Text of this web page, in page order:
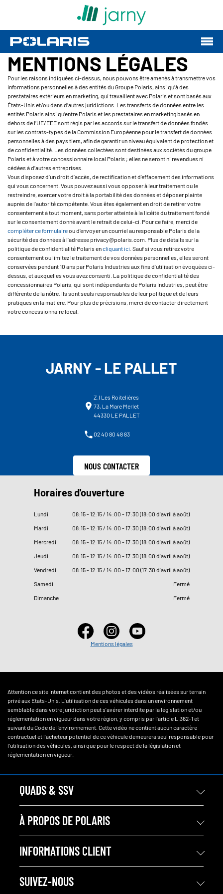
MENTIONS LÉGALES
Pour les raisons indiquées ci-dessus, nous pouvons être amenés à transmettre vos
informations personnelles à des entités du Groupe Polaris, ainsi qu’à des
prestataires extérieurs en marketing, qui travaillent avec Polaris et sont basés aux
États-Unis et/ou dans d’autres juridictions. Les transferts de données entre les
entités Polaris ainsi qu’entre Polaris et les prestataires en marketing basés en
dehors de l’UE/EEE sont régis par les accords sur le transfert de données fondés
sur les contrats-types de la Commission Européenne pour le transfert de données
personnelles à des pays tiers, afin de garantir un niveau équivalent de protection et
de confidentialité. Les données collectées sont destinées aux sociétés du groupe
Polaris et à votre concessionnaire local Polaris ; elles ne seront ni revendues ni
cédées à d’autres entreprises.
Vous disposez d’un droit d’accès, de rectification et d'effacement des informations
qui vous concernent. Vous pouvez aussi vous opposer à leur traitement ou le
restreindre, exercer votre droit à la portabilité des données et déposer plainte
auprès de l’autorité compétente. Vous êtes également en droit de retirer votre
consentement à tout moment, sans porter atteinte à la licéité du traitement fondé
sur le consentement donné avant le retrait de celui-ci. Pour ce faire, merci de
compléter ce formulaireou d’envoyer un courriel au responsable Polaris de la
sécurité des données à l’adresse privacy@polaris.com. Plus de détails sur la
politique de confidentialité Polaris encliquant ici . Sauf si vous retirez votre
consentement ou limitez le traitement de vos données personnelles, elles seront
conservées pendant 10 ans par Polaris Industries aux fins d’utilisation évoquées ci-
dessus, et auxquelles vous avez consenti. La politique de confidentialité des
concessionnaires Polaris, qui sont indépendants de Polaris Industries, peut être
différente de la nôtre. Ils sont seuls responsables de leur politique et de leurs
pratiques en la matière. Pour plus de précisions, merci de contacter directement
votre concessionnaire local.
JARNY - LE PALLET
Z.I Les Roitelières
73, La Mare Merlet
44330 LE PALLET
02 40 80 48 83
NOUS CONTACTER
Horaires d'ouverture
Lundi 08:15 - 12:15 / 14:00 - 17:30 (18:00 d'avril à août)
Mardi
08:15 - 12:15 / 14:00 - 17:30 (18:00 d'avril à août)
Mercredi
08:15 - 12:15 / 14:00 - 17:30 (18:00 d'avril à août)
Jeudi
08:15 - 12:15 / 14:00 - 17:30 (18:00 d'avril à août)
Vendredi
08:15 - 12:15 / 14:00 - 17:00 (17:30 d'avril à août)
Samedi
Fermé
Dimanche
Fermé
Mentions légales
Attention ce site internet contient des photos et des vidéos réalisées sur terrain
privé aux Etats-Unis. L'utilisation de ces véhicules dans un environnement
semblable dans votre juridiction peut s'avérer interdite par la législation et/ou
réglementation en vigueur dans votre région, y compris par l'article L.362-1 et
suivant du Code de l'environnement. Cette vidéo ne contient aucun caractère
contractuel et l'acheteur potentiel de ce véhicule demeurera seul responsable pour
l'utilisation des véhicules, ainsi que pour le respect de la législation et
réglementation en vigueur.
QUADS & SSV
À PROPOS DE POLARIS
INFORMATIONS CLIENT
SUIVEZ-NOUS